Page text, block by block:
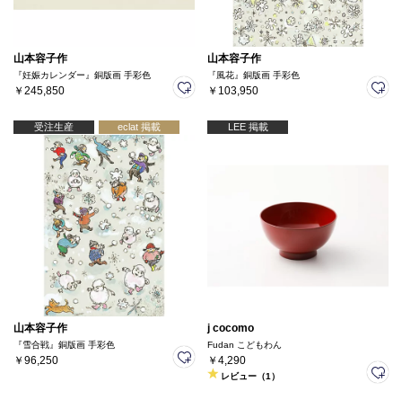
山本容子作
『妊娠カレンダー』銅版画 手彩色
￥245,850
山本容子作
『風花』銅版画 手彩色
￥103,950
受注生産 eclat 掲載
山本容子作
『雪合戦』銅版画 手彩色
￥96,250
LEE 掲載
j cocomo
Fudan こどもわん
￥4,290
レビュー（1）